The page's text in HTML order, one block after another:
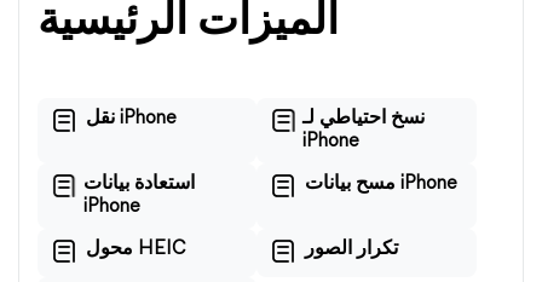
الميزات الرئيسية
نقل iPhone
نسخ احتياطي لـ
iPhone
استعادة بيانات
iPhone
مسح بيانات iPhone
محول HEIC تكرار الصور